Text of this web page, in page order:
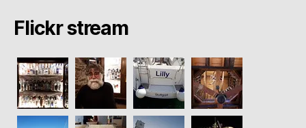
Flickr stream